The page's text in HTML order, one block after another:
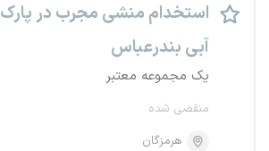
استخدام منشی مجرب در پارک
آبی بندرعباس
یک مجموعه معتبر
منقضی شده
هرمزگان